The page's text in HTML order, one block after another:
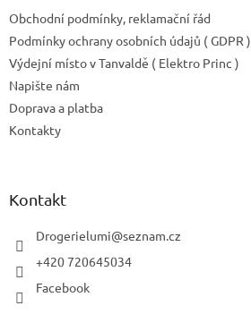
Obchodní podmínky, reklamační řád
Podmínky ochrany osobních údajů ( GDPR )
Výdejní místo v Tanvaldě ( Elektro Princ )
Napište nám
Doprava a platba
Kontakty
Kontakt
Drogerielumi@seznam.cz
+420 720645034
Facebook